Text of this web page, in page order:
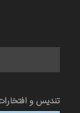
تندیس و